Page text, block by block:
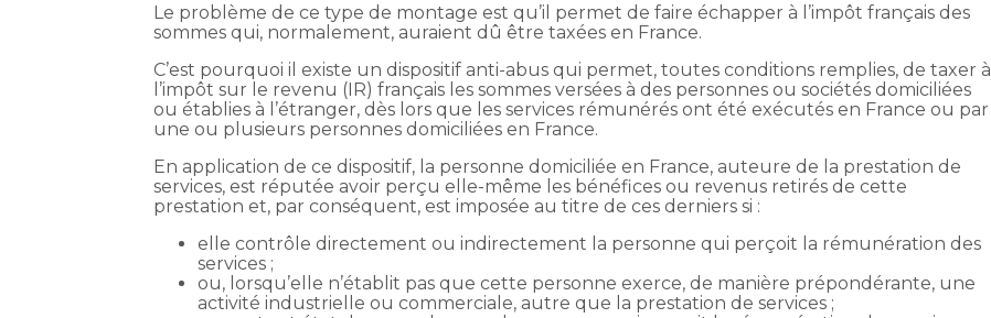
Le problème de ce type de montage est qu’il permet de faire échapper à l’impôt français des
sommes qui, normalement, auraient dû être taxées en France.
C’est pourquoi il existe un dispositif anti-abus qui permet, toutes conditions remplies, de taxer à
l’impôt sur le revenu (IR) français les sommes versées à des personnes ou sociétés domiciliées
ou établies à l’étranger, dès lors que les services rémunérés ont été exécutés en France ou par
une ou plusieurs personnes domiciliées en France.
En application de ce dispositif, la personne domiciliée en France, auteure de la prestation de
services, est réputée avoir perçu elle-même les bénéfices ou revenus retirés de cette
prestation et, par conséquent, est imposée au titre de ces derniers si :
elle contrôle directement ou indirectement la personne qui perçoit la rémunération des
services ;
ou, lorsqu’elle n’établit pas que cette personne exerce, de manière prépondérante, une
activité industrielle ou commerciale, autre que la prestation de services ;